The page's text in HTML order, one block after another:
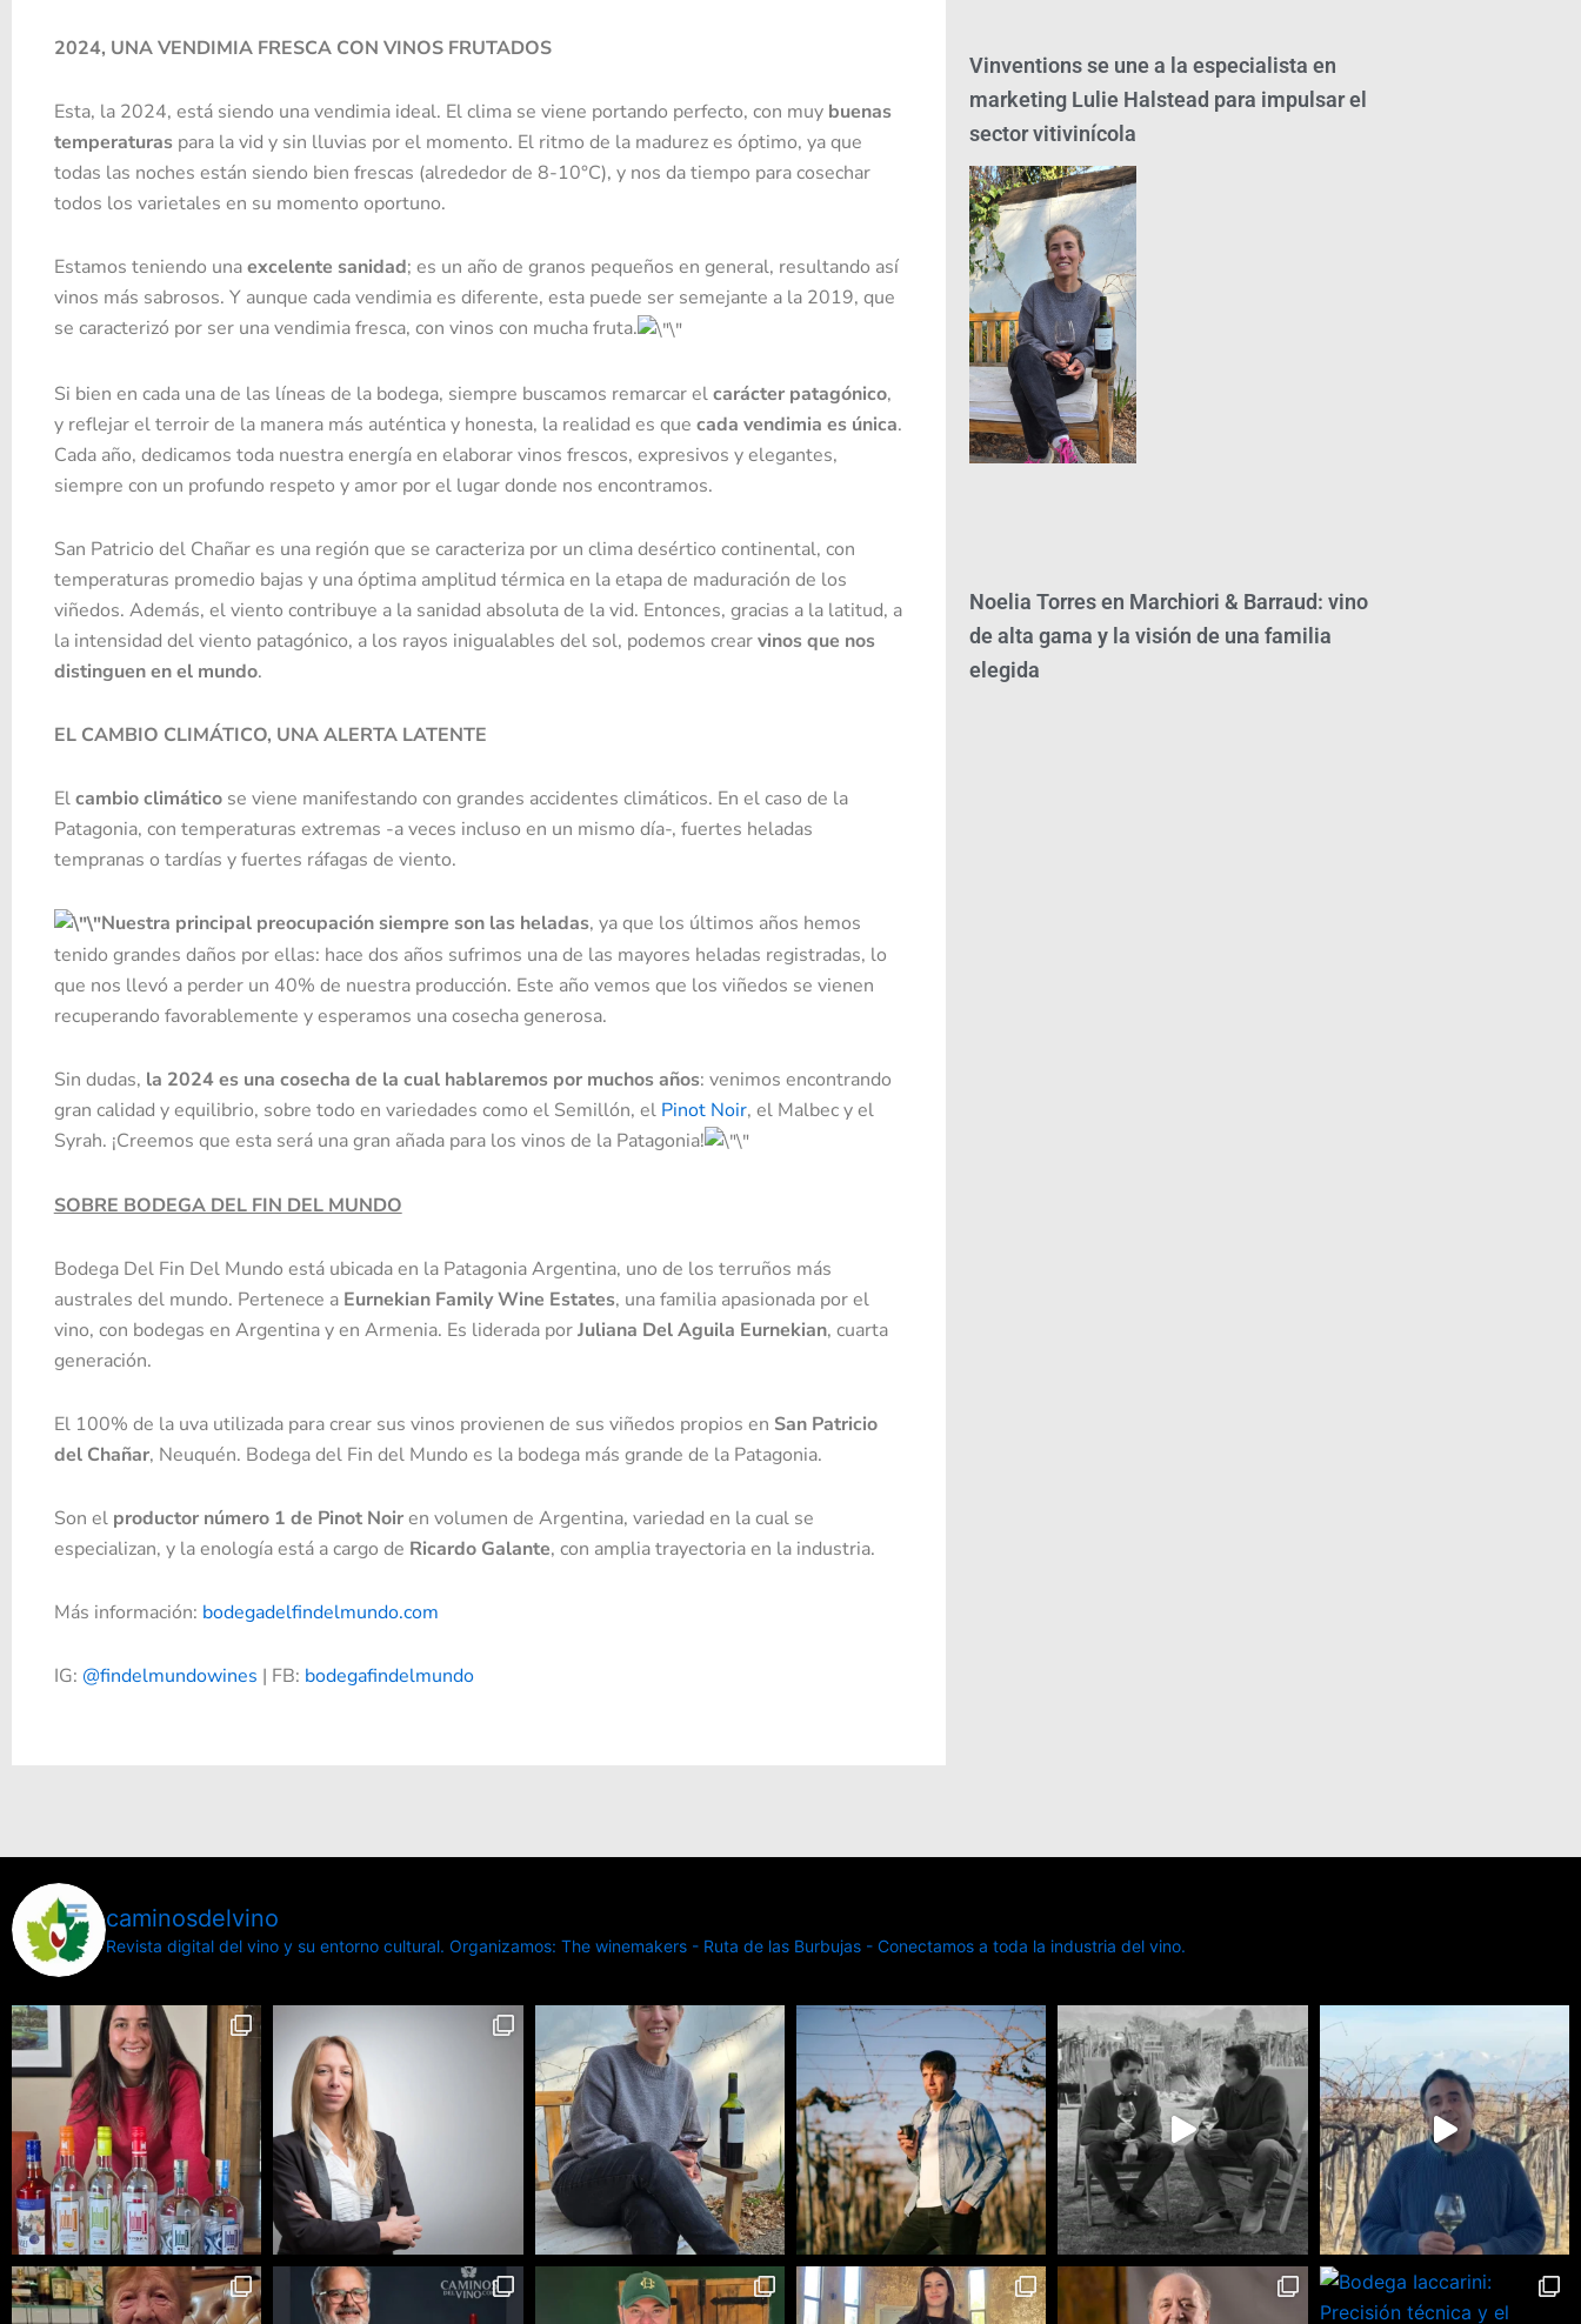
2024, UNA VENDIMIA FRESCA CON VINOS FRUTADOS
Esta, la 2024, está siendo una vendimia ideal. El clima se viene portando perfecto, con muy buenas
temperaturaspara la vid y sin lluvias por el momento. El ritmo de la madurez es óptimo, ya que
todas las noches están siendo bien frescas (alrededor de 8-10°C), y nos da tiempo para cosechar
todos los varietales en su momento oportuno.
Estamos teniendo unaexcelente sanidad; es un año de granos pequeños en general, resultando así
vinos más sabrosos. Y aunque cada vendimia es diferente, esta puede ser semejante a la 2019, que
se caracterizó por ser una vendimia fresca, con vinos con mucha fruta.
Si bien en cada una de las líneas de la bodega, siempre buscamos remarcar elcarácter patagónico,
y reflejar el terroir de la manera más auténtica y honesta, la realidad es que cada vendimia es única.
Cada año, dedicamos toda nuestra energía en elaborar vinos frescos, expresivos y elegantes,
siempre con un profundo respeto y amor por el lugar donde nos encontramos.
San Patricio del Chañar es una región que se caracteriza por un clima desértico continental, con
temperaturas promedio bajas y una óptima amplitud térmica en la etapa de maduración de los
viñedos. Además, el viento contribuye a la sanidad absoluta de la vid. Entonces, gracias a la latitud, a
la intensidad del viento patagónico, a los rayos inigualables del sol, podemos crearvinos que nos
distinguen en el mundo.
EL CAMBIO CLIMÁTICO, UNA ALERTA LATENTE
Elcambio climáticose viene manifestando con grandes accidentes climáticos. En el caso de la
Patagonia, con temperaturas extremas -a veces incluso en un mismo día-, fuertes heladas
tempranas o tardías y fuertes ráfagas de viento.
Nuestra principal preocupación siempre son las heladas, ya que los últimos años hemos
tenido grandes daños por ellas: hace dos años sufrimos una de las mayores heladas registradas, lo
que nos llevó a perder un 40% de nuestra producción. Este año vemos que los viñedos se vienen
recuperando favorablemente y esperamos una cosecha generosa.
Sin dudas, la 2024 es una cosecha de la cual hablaremos por muchos años: venimos encontrando
gran calidad y equilibrio, sobre todo en variedades como el Semillón, el Pinot Noir, el Malbec y el
Syrah. ¡Creemos que esta será una gran añada para los vinos de la Patagonia!
SOBRE BODEGA DEL FIN DEL MUNDO
Bodega Del Fin Del Mundo está ubicada en la Patagonia Argentina, uno de los terruños más
australes del mundo. Pertenece a Eurnekian Family Wine Estates, una familia apasionada por el
vino, con bodegas en Argentina y en Armenia. Es liderada porJuliana Del Aguila Eurnekian, cuarta
generación.
El 100% de la uva utilizada para crear sus vinos provienen de sus viñedos propios en San Patricio
del Chañar, Neuquén. Bodega del Fin del Mundo es la bodega más grande de la Patagonia.
Son el productor número 1 de Pinot Noiren volumen de Argentina, variedad en la cual se
especializan, y la enología está a cargo de Ricardo Galante, con amplia trayectoria en la industria.
Más información: bodegadelfindelmundo.com
IG: @findelmundowines | FB: bodegafindelmundo
Vinventions se une a la especialista en
marketing Lulie Halstead para impulsar el
sector vitivinícola
Noelia Torres en Marchiori & Barraud: vino
de alta gama y la visión de una familia
elegida
caminosdelvino
Revista digital del vino y su entorno cultural. Organizamos: The winemakers - Ruta de las Burbujas - Conectamos a toda la industria del vino.